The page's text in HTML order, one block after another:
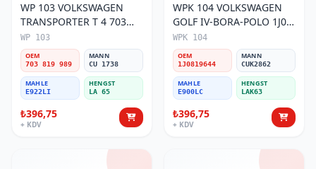
WP 103 VOLKSWAGEN
TRANSPORTER T 4 703
819 989 Polen Filtresi
WP 103
OEM
703 819 989
MANN
CU 1738
MAHLE
E922LI
HENGST
LA 65
₺396,75
+ KDV
WPK 104 VOLKSWAGEN
GOLF IV-BORA-POLO 1J0
819 644 Polen Filtresi
WPK 104
OEM
1J0819644
MANN
CUK2862
MAHLE
E900LC
HENGST
LAK63
₺396,75
+ KDV